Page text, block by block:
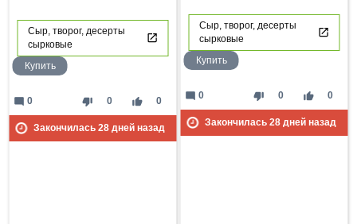
Сыр, творог, десерты
сырковые
Купить
thumb_down 0 thumb_up 0
mode_comment 0
Закончилась 28дней назад
Сыр, творог, десерты
сырковые
Купить
thumb_down 0 thumb_up 0
mode_comment 0
Закончилась 28дней назад